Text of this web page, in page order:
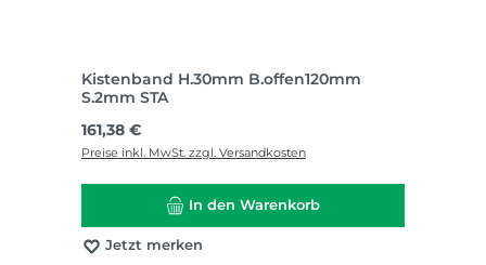
Kistenband H.30mm B.offen120mm
S.2mm STA
Regulärer Preis:
161,38 €
Preise inkl. MwSt. zzgl. Versandkosten
In den Warenkorb
Jetzt merken